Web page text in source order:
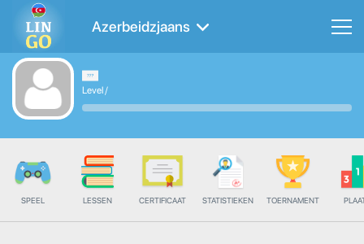
Azerbeidzjaans
Level/
SPEEL LESSEN CERTIFICAAT STATISTIEKEN TOERNAMENT